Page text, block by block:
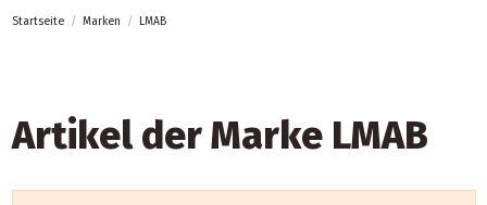
Startseite Marken LMAB
Artikel der Marke LMAB